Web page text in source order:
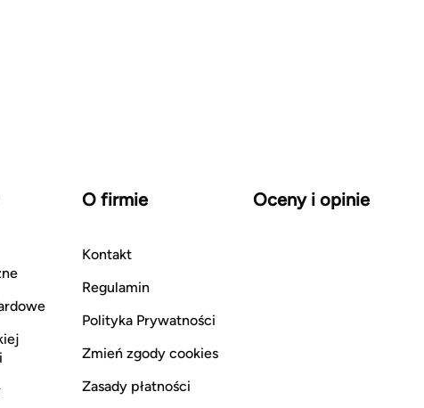
O firmie
Kontakt
Regulamin
Polityka Prywatności
Zmień zgody cookies
Zasady płatności
Oceny i opinie